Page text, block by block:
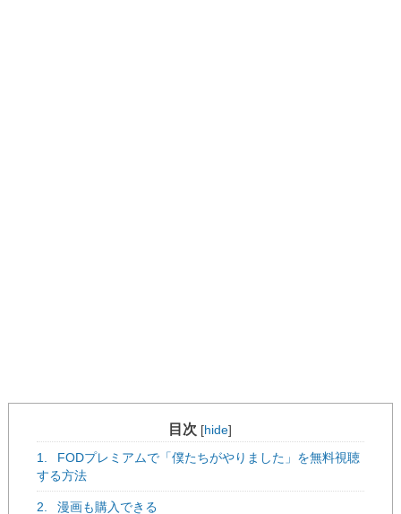
目次 [hide]
1.
FODプレミアムで「僕たちがやりました」を無料視聴
する方法
2. 漫画も購入できる